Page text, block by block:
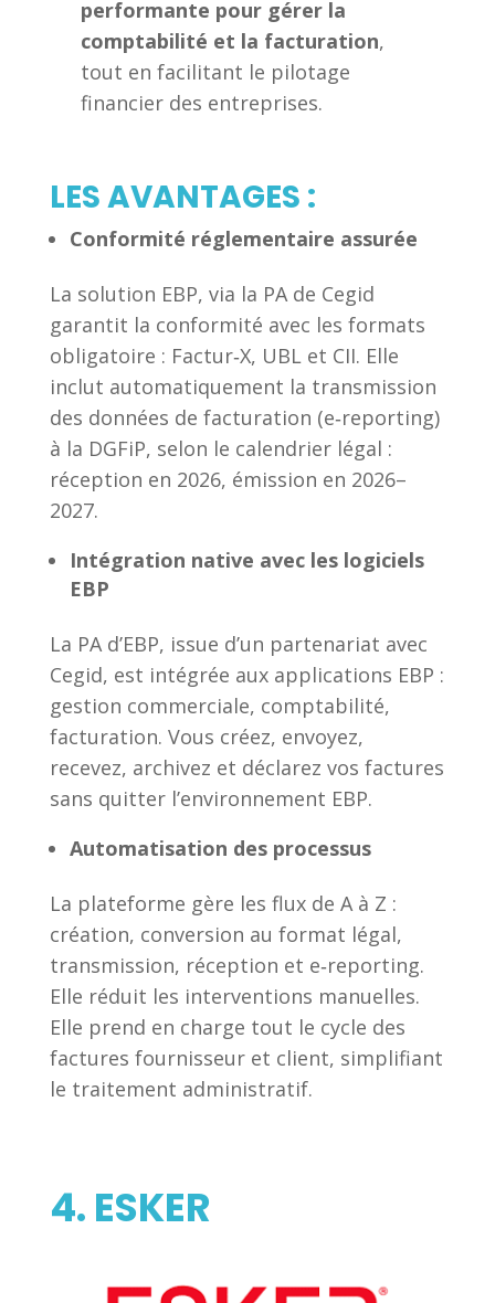
performante pour gérer la
comptabilité et la facturation,
tout en facilitant le pilotage
financier des entreprises.
LES AVANTAGES :
Conformité réglementaire assurée
La solution EBP, via la PA de Cegid
garantit la conformité avec les formats
obligatoire : Factur‑X, UBL et CII. Elle
inclut automatiquement la transmission
des données de facturation (e‑reporting)
à la DGFiP, selon le calendrier légal :
réception en 2026, émission en 2026–
2027.
Intégration native avec les logiciels
EBP
La PA d’EBP, issue d’un partenariat avec
Cegid, est intégrée aux applications EBP :
gestion commerciale, comptabilité,
facturation. Vous créez, envoyez,
recevez, archivez et déclarez vos factures
sans quitter l’environnement EBP.
Automatisation des processus
La plateforme gère les flux de A à Z :
création, conversion au format légal,
transmission, réception et e‑reporting.
Elle réduit les interventions manuelles.
Elle prend en charge tout le cycle des
factures fournisseur et client, simplifiant
le traitement administratif.
4. ESKER